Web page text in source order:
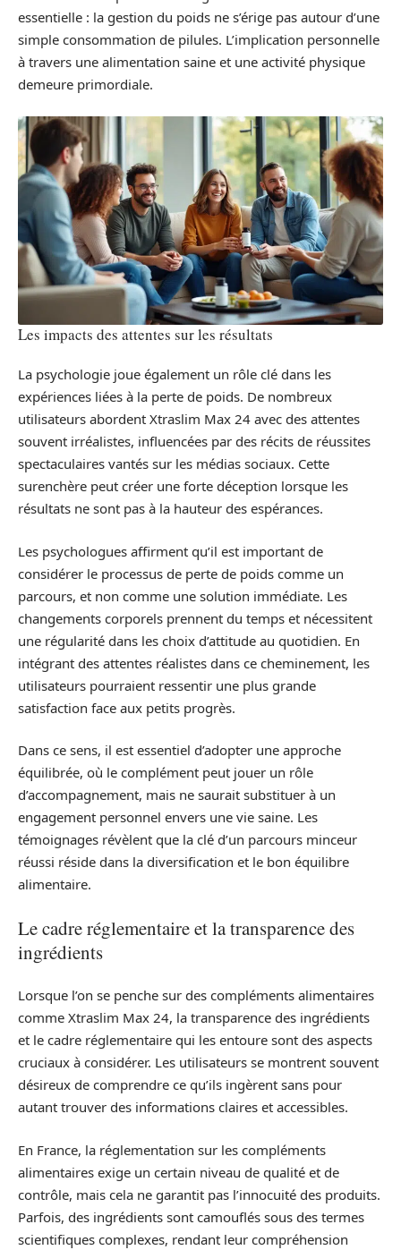
essentielle : la gestion du poids ne s’érige pas autour d’une
simple consommation de pilules. L’implication personnelle
à travers une alimentation saine et une activité physique
demeure primordiale.
Les impacts des attentes sur les résultats
La psychologie joue également un rôle clé dans les
expériences liées à la perte de poids. De nombreux
utilisateurs abordent Xtraslim Max 24 avec des attentes
souvent irréalistes, influencées par des récits de réussites
spectaculaires vantés sur les médias sociaux. Cette
surenchère peut créer une forte déception lorsque les
résultats ne sont pas à la hauteur des espérances.
Les psychologues affirment qu’il est important de
considérer le processus de perte de poids comme un
parcours, et non comme une solution immédiate. Les
changements corporels prennent du temps et nécessitent
une régularité dans les choix d’attitude au quotidien. En
intégrant des attentes réalistes dans ce cheminement, les
utilisateurs pourraient ressentir une plus grande
satisfaction face aux petits progrès.
Dans ce sens, il est essentiel d’adopter une approche
équilibrée, où le complément peut jouer un rôle
d’accompagnement, mais ne saurait substituer à un
engagement personnel envers une vie saine. Les
témoignages révèlent que la clé d’un parcours minceur
réussi réside dans la diversification et le bon équilibre
alimentaire.
Le cadre réglementaire et la transparence des
ingrédients
Lorsque l’on se penche sur des compléments alimentaires
comme Xtraslim Max 24, la transparence des ingrédients
et le cadre réglementaire qui les entoure sont des aspects
cruciaux à considérer. Les utilisateurs se montrent souvent
désireux de comprendre ce qu’ils ingèrent sans pour
autant trouver des informations claires et accessibles.
En France, la réglementation sur les compléments
alimentaires exige un certain niveau de qualité et de
contrôle, mais cela ne garantit pas l’innocuité des produits.
Parfois, des ingrédients sont camouflés sous des termes
scientifiques complexes, rendant leur compréhension